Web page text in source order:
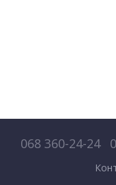
068 360-24-24